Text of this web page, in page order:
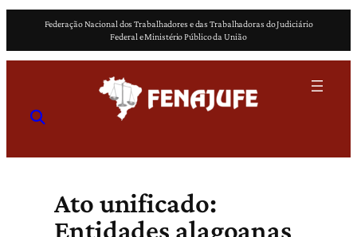
o
Federação Nacional dos Trabalhadores e das Trabalhadoras do Judiciário
Federal e Ministério Público da União
Ato unificado:
Entidades alagoanas